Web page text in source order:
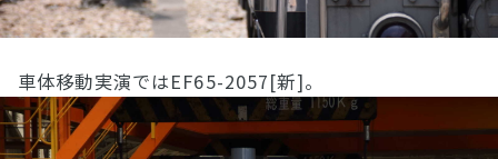
車体移動実演ではEF65-2057[新]。